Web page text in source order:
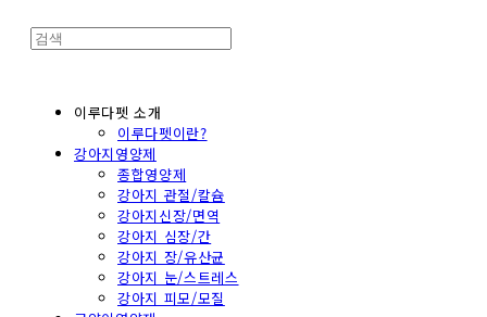
이루다펫 소개
이루다펫이란?
강아지영양제
종합영양제
강아지 관절/칼슘
강아지신장/면역
강아지 심장/간
강아지 장/유산균
강아지 눈/스트레스
강아지 피모/모질